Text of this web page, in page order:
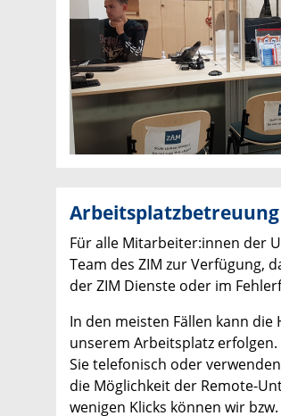
Arbeitsplatzbetreuung
Für alle Mitarbeiter:innen der
Team des ZIM zur Verfügung,
der ZIM Dienste oder im
In den meisten Fällen kann die
unserem Arbeitsplatz
Sie telefonisch oder
die Möglichkeit der Remote-
wenigen Klicks können wir